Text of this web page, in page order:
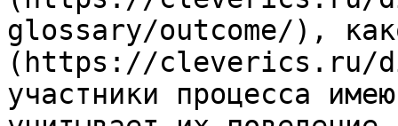
glossary/outcome/),
(https://cleverics.ru/
участники процесса